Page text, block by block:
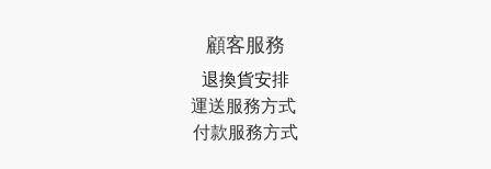
顧客服務
退換貨安排
運送服務方式
付款服務方式​​​